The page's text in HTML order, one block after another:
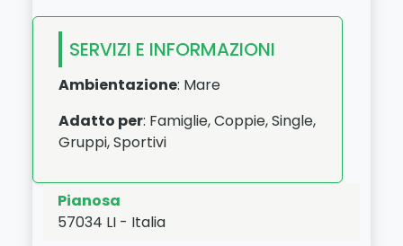
SERVIZI E INFORMAZIONI
Ambientazione: Mare
Adatto per: Famiglie, Coppie, Single,
Gruppi, Sportivi
Pianosa
57034 LI - Italia